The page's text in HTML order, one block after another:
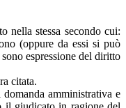
nella stessa secondo cui:
(oppure da essi si può
espressione del diritto
citata.
amministrativa e